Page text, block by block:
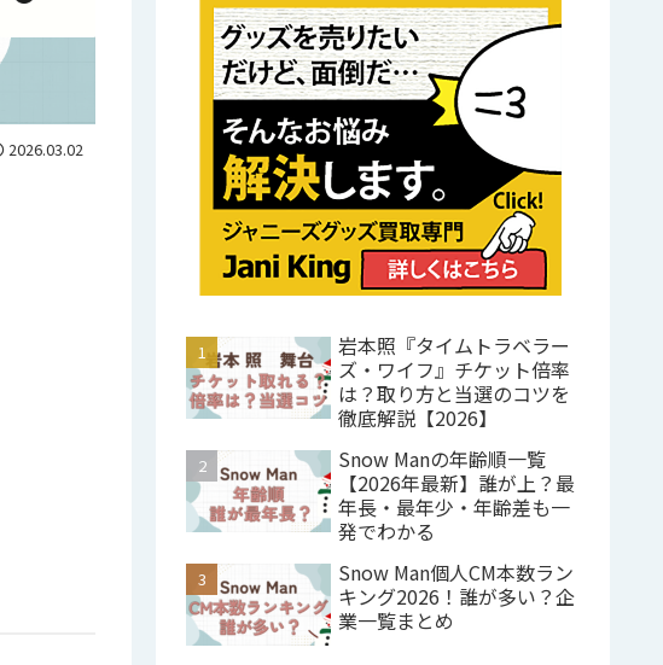
2026.03.02
岩本照『タイムトラベラー
ズ・ワイフ』チケット倍率
は？取り方と当選のコツを
徹底解説【2026】
Snow Manの年齢順一覧
【2026年最新】誰が上？最
年長・最年少・年齢差も一
発でわかる
Snow Man個人CM本数ラン
キング2026！誰が多い？企
業一覧まとめ